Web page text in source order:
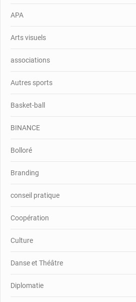
APA
Arts visuels
associations
Autres sports
Basket-ball
BINANCE
Bolloré
Branding
conseil pratique
Coopération
Culture
Danse et Théâtre
Diplomatie